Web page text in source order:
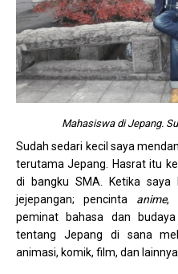
Mahasiswa di Jepang.
Sudah sedari kecil saya
terutama Jepang. Hasrat itu
di bangku SMA. Ketika saya
jejepangan; pencinta anime,
peminat bahasa dan
tentang Jepang di sana
animasi, komik, film, dan lainnya.